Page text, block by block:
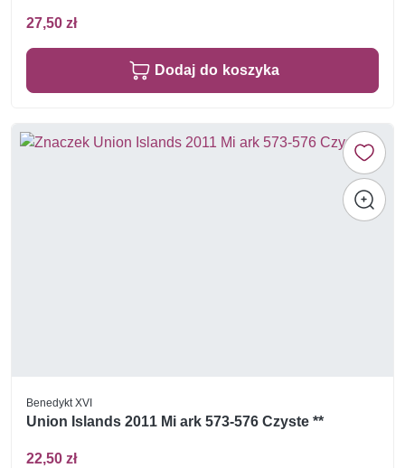
27,50 zł
Dodaj do koszyka
Benedykt XVI
Union Islands 2011 Mi ark 573-576 Czyste **
22,50 zł